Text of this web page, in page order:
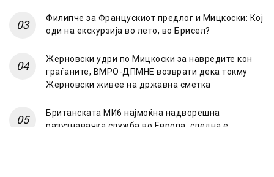
Филипче за Францускиот предлог и Мицкоски: Кој
оди на екскурзија во лето, во Брисел?
Жерновски удри по Мицкоски за навредите кон
граѓаните, ВМРО-ДПМНЕ возврати дека токму
Жерновски живее на државна сметка
Британската МИ6 најмоќна надворешна
разузнавачка служба во Европа, следна е